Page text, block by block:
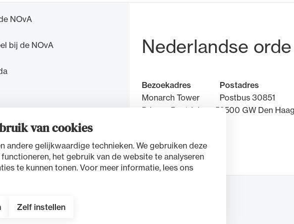
van cookies
andere gelijkwaardige technieken. We gebruiken deze
het gebruik van de website te analyseren
te kunnen tonen. Voor meer informatie, lees ons
Zelf instellen
NOvA
bij de NOvA Bezoek- en
Nederlandse
Bezoekadres
Monarch Tower
Prinses Beatrixlaan 5
Postadres
Postbus 30851
2500 GW Den Haag
Contact
Privacystatement